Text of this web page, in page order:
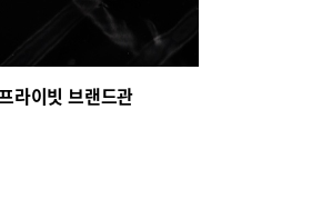
라이빗 브랜드관